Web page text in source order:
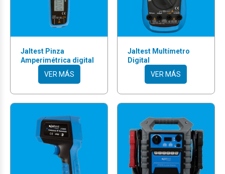
Jaltest Pinza
Amperimétrica digital
VER MÁS
Jaltest Multímetro
Digital
VER MÁS